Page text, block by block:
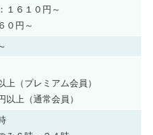
１６１０円～
０円～
上（プレミアム会員）
以上（通常会員）